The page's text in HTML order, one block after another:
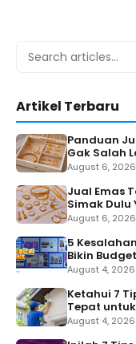
Search
Artikel Terbaru
Panduan
Gak Salah
August 6, 2026
Jual Emas
Simak Dulu
August 6, 2026
5
Bikin
August 4, 2026
Ketahui 7
Tepat
August 4, 2026